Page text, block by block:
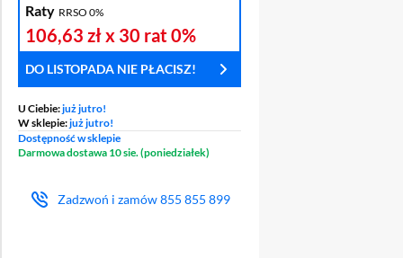
Raty RRSO 0%
106,63 złx 30 rat0%
DO LISTOPADA NIE PŁACISZ!
U Ciebie:już jutro!
W sklepie:już jutro!
Dostępność w sklepie
Darmowa dostawa 10 sie. (poniedziałek)
Zadzwoń i zamów855 855 899